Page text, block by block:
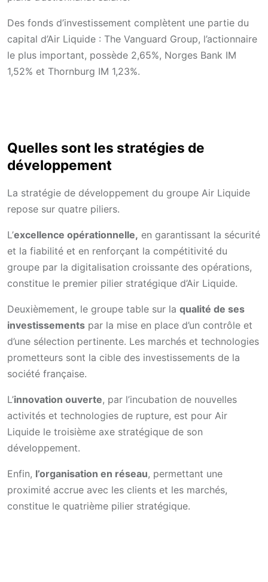
Des fonds d’investissement complètent une partie du
capital d’Air Liquide : The Vanguard Group, l’actionnaire
le plus important, possède 2,65%, Norges Bank IM
1,52% et Thornburg IM 1,23%.
Quelles sont les stratégies de
développement
La stratégie de développement du groupe Air Liquide
repose sur quatre piliers.
L’excellence opérationnelle, en garantissant la sécurité
et la fiabilité et en renforçant la compétitivité du
groupe par la digitalisation croissante des opérations,
constitue le premier pilier stratégique d’Air Liquide.
Deuxièmement, le groupe table sur la qualité de ses
investissements par la mise en place d’un contrôle et
d’une sélection pertinente. Les marchés et technologies
prometteurs sont la cible des investissements de la
société française.
L’innovation ouverte, par l’incubation de nouvelles
activités et technologies de rupture, est pour Air
Liquide le troisième axe stratégique de son
développement.
Enfin, l’organisation en réseau, permettant une
proximité accrue avec les clients et les marchés,
constitue le quatrième pilier stratégique.